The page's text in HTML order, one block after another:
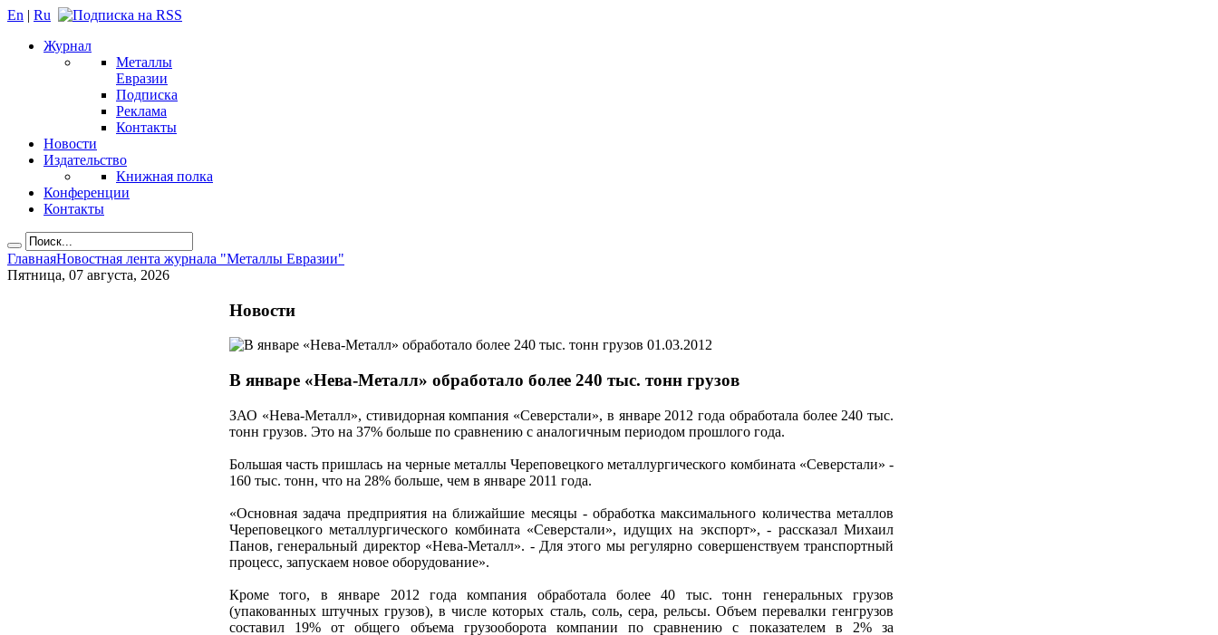
En | Ru
Журнал
Металлы
Евразии
Подписка
Реклама
Контакты
Новости
Издательство
Книжная полка
Конференции
Контакты
ГлавнаяНовостная лента журнала "Металлы Евразии"
Пятница, 07 августа, 2026
Новости
01.03.2012
В январе «Нева-Металл» обработало более 240 тыс. тонн грузов
ЗАО «Нева-Металл», стивидорная компания «Северстали», в январе 2012 года обработала более 240 тыс.
тонн грузов. Это на 37% больше по сравнению с аналогичным периодом прошлого года.
Большая часть пришлась на черные металлы Череповецкого металлургического комбината «Северстали» -
160 тыс. тонн, что на 28% больше, чем в январе 2011 года.
«Основная задача предприятия на ближайшие месяцы - обработка максимального количества металлов
Череповецкого металлургического комбината «Северстали», идущих на экспорт», - рассказал Михаил
Панов, генеральный директор «Нева-Металл». - Для этого мы регулярно совершенствуем транспортный
процесс, запускаем новое оборудование».
Кроме того, в январе 2012 года компания обработала более 40 тыс. тонн генеральных грузов
(упакованных штучных грузов), в числе которых сталь, соль, сера, рельсы. Объем перевалки генгрузов
составил 19% от общего объема грузооборота компании по сравнению с показателем в 2% за